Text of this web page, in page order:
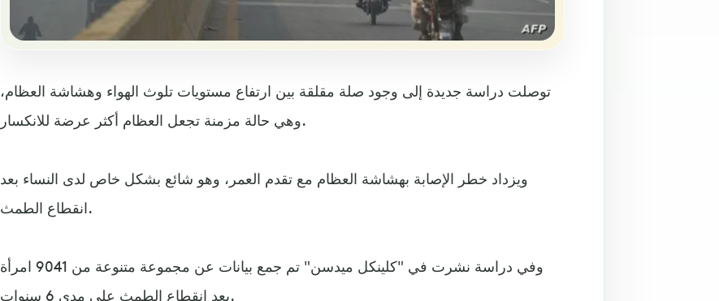
توصلت دراسة جديدة إلى وجود صلة مقلقة بين ارتفاع مستويات تلوث الهواء وهشاشة العظام،
وهي حالة مزمنة تجعل العظام أكثر عرضة للانكسار.
ويزداد خطر الإصابة بهشاشة العظام مع تقدم العمر، وهو شائع بشكل خاص لدى النساء بعد
انقطاع الطمث.
وفي دراسة نشرت في "كلينكل ميدسن" تم جمع بيانات عن مجموعة متنوعة من 9041 امرأة
بعد انقطاع الطمث على مدى 6 سنوات.